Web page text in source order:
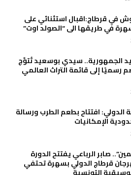
في قرطاج:اقبال استثنائي على
في طريقها الى “الصولد اوت”
الجمهورية.. سيدي بوسعيد تُتوَّج
رسميًا إلى قائمة التراث العالمي
الدولي: افتتاح بطعم الطرب ورسالة
الإمكانيات
صابر الرباعي يفتتح الدورة
قرطاج الدولي بسهرة تحتفي
التونسية